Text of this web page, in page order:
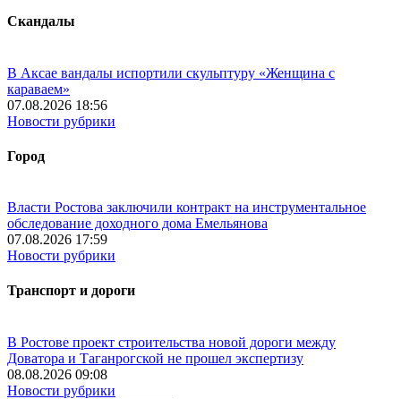
Скандалы
В Аксае вандалы испортили скульптуру «Женщина с
караваем»
07.08.2026 18:56
Новости рубрики
Город
Власти Ростова заключили контракт на инструментальное
обследование доходного дома Емельянова
07.08.2026 17:59
Новости рубрики
Транспорт и дороги
В Ростове проект строительства новой дороги между
Доватора и Таганрогской не прошел экспертизу
08.08.2026 09:08
Новости рубрики